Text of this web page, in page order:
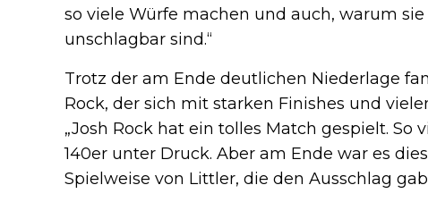
so viele Würfe machen und auch, warum
unschlagbar sind.“
Trotz der am Ende deutlichen Niederlage
Rock, der sich mit starken Finishes und
„Josh Rock hat ein tolles Match gespielt. So
140er unter Druck. Aber am Ende war es
Spielweise von Littler, die den Ausschlag